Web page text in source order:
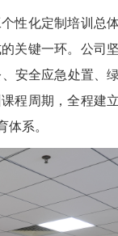
化定制培训总
关键一环。公司
安全应急处置、
程周期，全程建
系。